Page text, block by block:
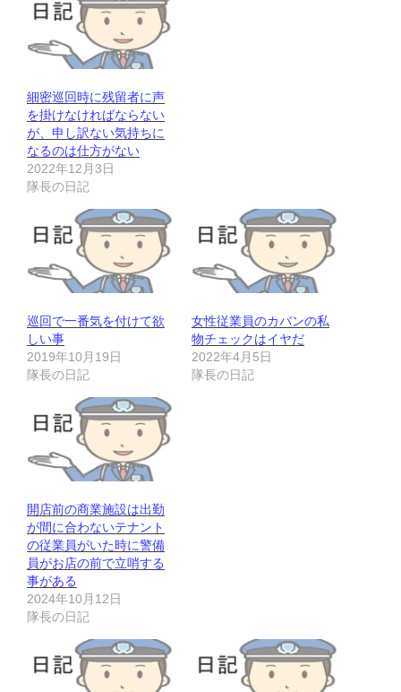
細密巡回時に残留者に声
を掛けなければならない
が、申し訳ない気持ちに
なるのは仕方がない
2022年12月3日
隊長の日記
巡回で一番気を付けて欲
しい事
2019年10月19日
隊長の日記
女性従業員のカバンの私
物チェックはイヤだ
2022年4月5日
隊長の日記
開店前の商業施設は出勤
が間に合わないテナント
の従業員がいた時に警備
員がお店の前で立哨する
事がある
2024年10月12日
隊長の日記